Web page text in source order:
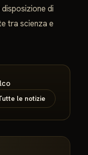
di
tra scienza e
le notizie